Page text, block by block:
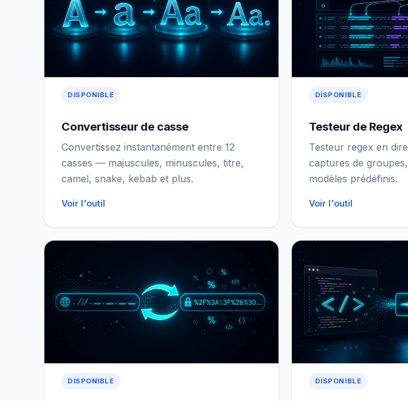
DISPONIBLE
Convertisseur de casse
Convertissez instantanément entre 12
casses — majuscules, minuscules, titre,
camel, snake, kebab et plus.
Voir l'outil
DISPONIBLE
Testeur de Regex
Testeur regex en
captures de
modèles prédéfinis.
Voir l'outil
DISPONIBLE DISPONIBLE